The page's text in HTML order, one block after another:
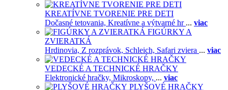
KREATÍVNE TVORENIE PRE DETI
Dočasné tetovania, Kreatívne a výtvarné hr ... viac
FIGÚRKY A
ZVIERATKÁ
Hrdinovia, Z rozprávok, Schleich, Safari zviera ... viac
VEDECKÉ A TECHNICKÉ HRAČKY
Elektronické hračky, Mikroskopy, ... viac
PLYŠOVÉ HRAČKY